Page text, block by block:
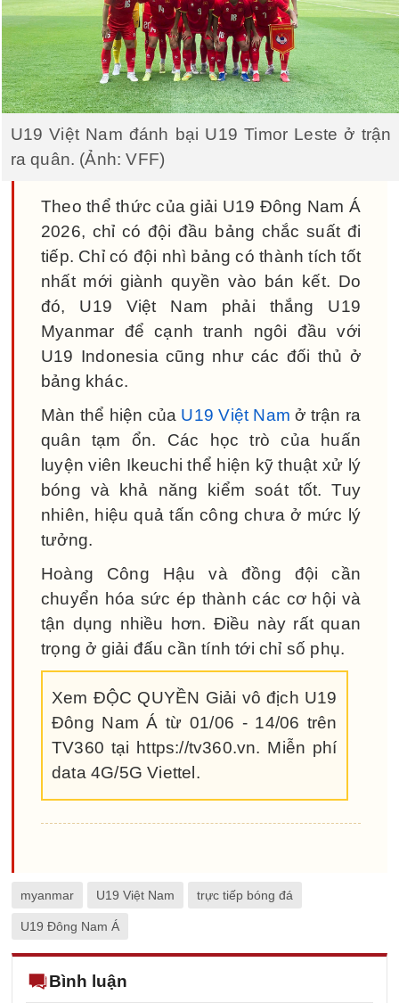
U19 Việt Nam đánh bại U19 Timor Leste ở trận
ra quân. (Ảnh: VFF)
Theo thể thức của giải U19 Đông Nam Á
2026, chỉ có đội đầu bảng chắc suất đi
tiếp. Chỉ có đội nhì bảng có thành tích tốt
nhất mới giành quyền vào bán kết. Do
đó, U19 Việt Nam phải thắng U19
Myanmar để cạnh tranh ngôi đầu với
U19 Indonesia cũng như các đối thủ ở
bảng khác.
Màn thể hiện của U19 Việt Nam ở trận ra
quân tạm ổn. Các học trò của huấn
luyện viên Ikeuchi thể hiện kỹ thuật xử lý
bóng và khả năng kiểm soát tốt. Tuy
nhiên, hiệu quả tấn công chưa ở mức lý
tưởng.
Hoàng Công Hậu và đồng đội cần
chuyển hóa sức ép thành các cơ hội và
tận dụng nhiều hơn. Điều này rất quan
trọng ở giải đấu cần tính tới chỉ số phụ.
Xem ĐỘC QUYỀN Giải vô địch U19
Đông Nam Á từ 01/06 - 14/06 trên
TV360 tại https://tv360.vn. Miễn phí
data 4G/5G Viettel.
myanmar U19 Việt Nam trực tiếp bóng đá
U19 Đông Nam Á
Bình luận